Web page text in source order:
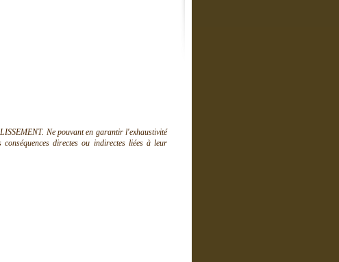
Ne pouvant en garantir l'exhaustivité
directes ou indirectes liées à leur